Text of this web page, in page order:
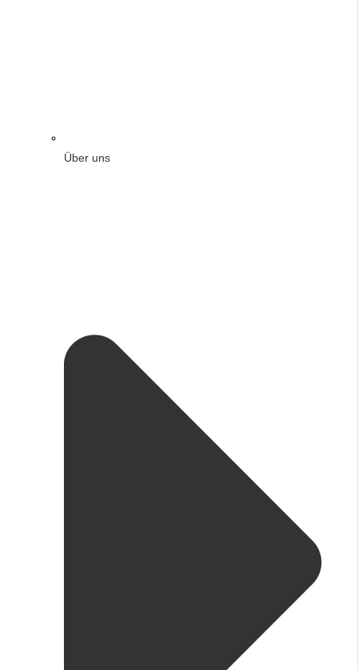
Über uns